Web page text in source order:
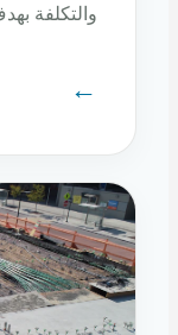
والتكلفة بهدف